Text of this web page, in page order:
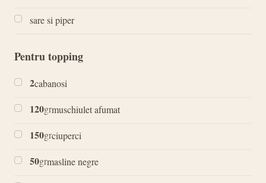
sare si piper
Pentru topping
2cabanosi
120grmuschiulet afumat
150grciuperci
50grmasline negre